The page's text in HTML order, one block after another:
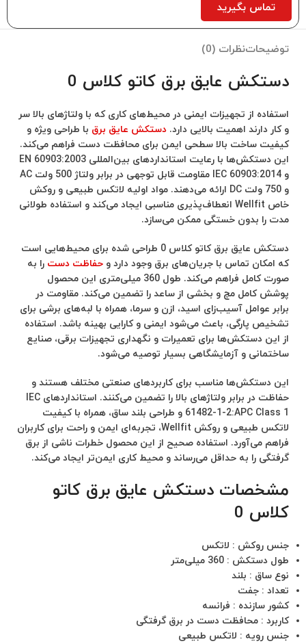
تماس بگیرید
توضیحاتنظرات (0)
دستکش عایق برق کاتو کلاس 0
استفاده از تجهیزات ایمنی در محیط‌های کاری که با ولتاژهای بالا سر
و کار دارند اهمیت بالایی دارد. دستکش عایق برق با طراحی ویژه و
کیفیت ساخت بالا سطحی ایمن برای محافظت دست فراهم می‌کند.
این دستکش‌ها با رعایت استانداردهای بین‌المللی EN 60903:2003
و IEC 60903:2014 مقاومت قابل توجهی در برابر ولتاژ 500 ولت AC
و 750 ولت DC ارائه می‌دهند. مواد اولیه لاتکس طبیعی و روکش
خاص Wellfit انعطاف‌پذیری مناسبی ایجاد می‌کند و استفاده طولانی
مدت را بدون خستگی ممکن می‌سازد.
دستکش عایق برق کاتو کلاس 0 طراحی شده برای محیط‌هایی است
که امکان تماس با جریان‌های برق وجود دارد و حفاظت دست را به
صورت کامل فراهم می‌کند. طول 360 میلی‌متری این محصول
پوشش کامل مچ و بخشی از ساعد را تضمین می‌کند. مقاومت در
برابر عوامل آسیب‌زای اسید، ازن و سرما، همراه با لبه‌های برشی برای
تشخیص پارگی، باعث می‌شود ایمنی و کارایی بهینه باشد. استفاده
از این دستکش‌ها برای تعمیرات و نگهداری تجهیزات برقی، صنایع
ساختمانی و آزمایشگاهی بسیار توصیه می‌شود.
این دستکش‌ها مناسب برای کاربردهای صنعتی مختلف هستند و
حفاظت در برابر ولتاژهای بالا را تضمین می‌کنند. استانداردهای IEC
61482-1-2:APC Class 1 و طراحی بلند ساق، همراه با کیفیت
لاتکس طبیعی و روکش Wellfit، تجربه‌ای ایمن و راحت برای کاربران
فراهم می‌آورد. استفاده صحیح از این محصول خطرات ناشی از برق
گرفتگی را به حداقل می‌رساند و محیط کاری ایمن‌تر ایجاد می‌کند.
مشخصات دستکش عایق برق کاتو
کلاس 0
جنس روکش : لاتکس
طول دستکش : 360 میلی‌متر
نوع ساق : بلند
تعداد : جفت
کشور سازنده : فرانسه
کاربرد : محافظت دست در برق گرفتگی
جنس رویه : لاتکس طبیعی